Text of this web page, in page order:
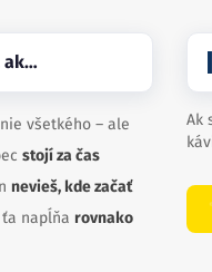
ak…
všetkého – ale
stojí za čas
nevieš, kde začať
napĺňa rovnako
Ak